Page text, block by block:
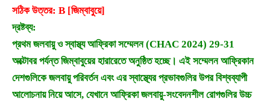
সঠিক উত্তর: B [জিম্বাবুয়ে]
দ্রষ্টব্য:
প্রথম জলবায়ু ও স্বাস্থ্য আফ্রিকা সম্মেলন (CHAC 2024) 29-31
অক্টোবর পর্যন্ত জিম্বাবুয়ের হারারেতে অনুষ্ঠিত হচ্ছে। এই সম্মেলন আফ্রিকান
দেশগুলিকে জলবায়ু পরিবর্তন এবং এর স্বাস্থ্যের প্রভাবগুলির উপর বিশ্বব্যাপী
আলোচনায় নিয়ে আসে, যেখানে আফ্রিকা জলবায়ু-সংবেদনশীল রোগগুলির উচ্চ